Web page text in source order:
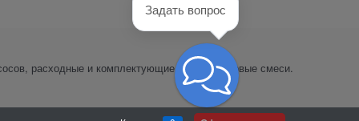
расходные и комплектующие части, пусковые смеси.
Задать вопрос